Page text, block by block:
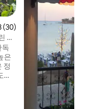
점(5점 만점), 후기 30
(30)
단
독
은
정